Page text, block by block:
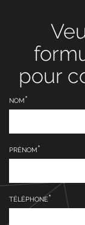
pour
NOM
PRÉNOM
TÉLÉPHONE